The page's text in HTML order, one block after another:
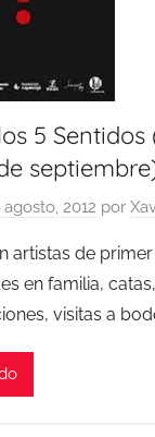
5 Sentidos
agosto, 2012 por
artistas de
en familia,
visitas a